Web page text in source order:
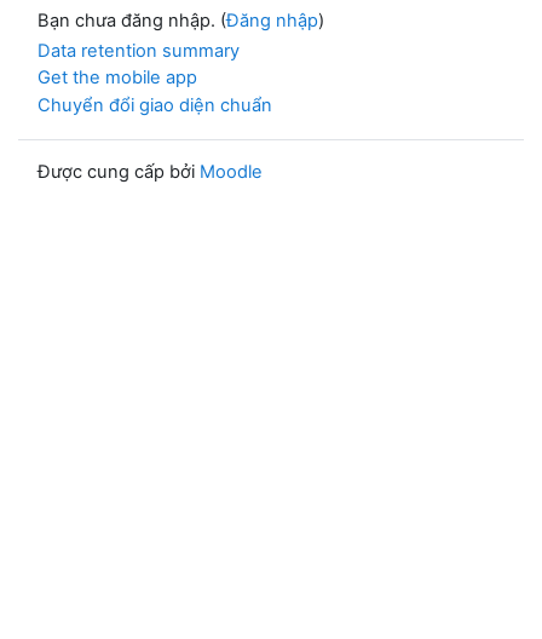
Bạn chưa đăng nhập. (Đăng nhập)
Data retention summary
Get the mobile app
Chuyển đổi giao diện chuẩn
Được cung cấp bởi Moodle